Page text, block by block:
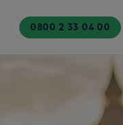
0800 2 33 04 00